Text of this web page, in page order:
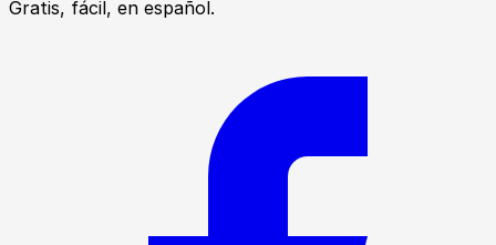
Gratis, fácil, en español.